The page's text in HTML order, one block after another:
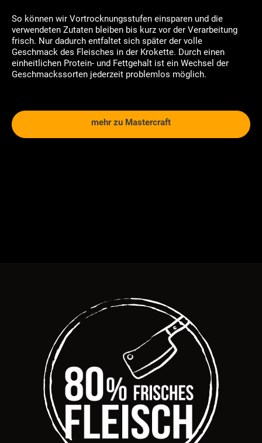
So können wir Vortrocknungsstufen einsparen und die
verwendeten Zutaten bleiben bis kurz vor der Verarbeitung
frisch. Nur dadurch entfaltet sich später der volle
Geschmack des Fleisches in der Krokette. Durch einen
einheitlichen Protein- und Fettgehalt ist ein Wechsel der
Geschmackssorten jederzeit problemlos möglich.
mehr zu Mastercraft